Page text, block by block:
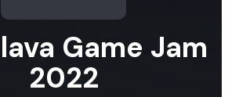
Game Jam
2022